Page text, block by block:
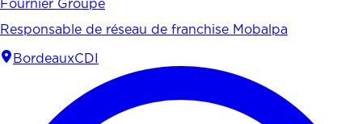
Fournier Groupe
Responsable de réseau de franchise Mobalpa
BordeauxCDI